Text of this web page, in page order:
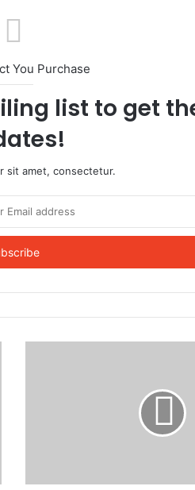
You Purchase
list to get
sit amet, consectetur.